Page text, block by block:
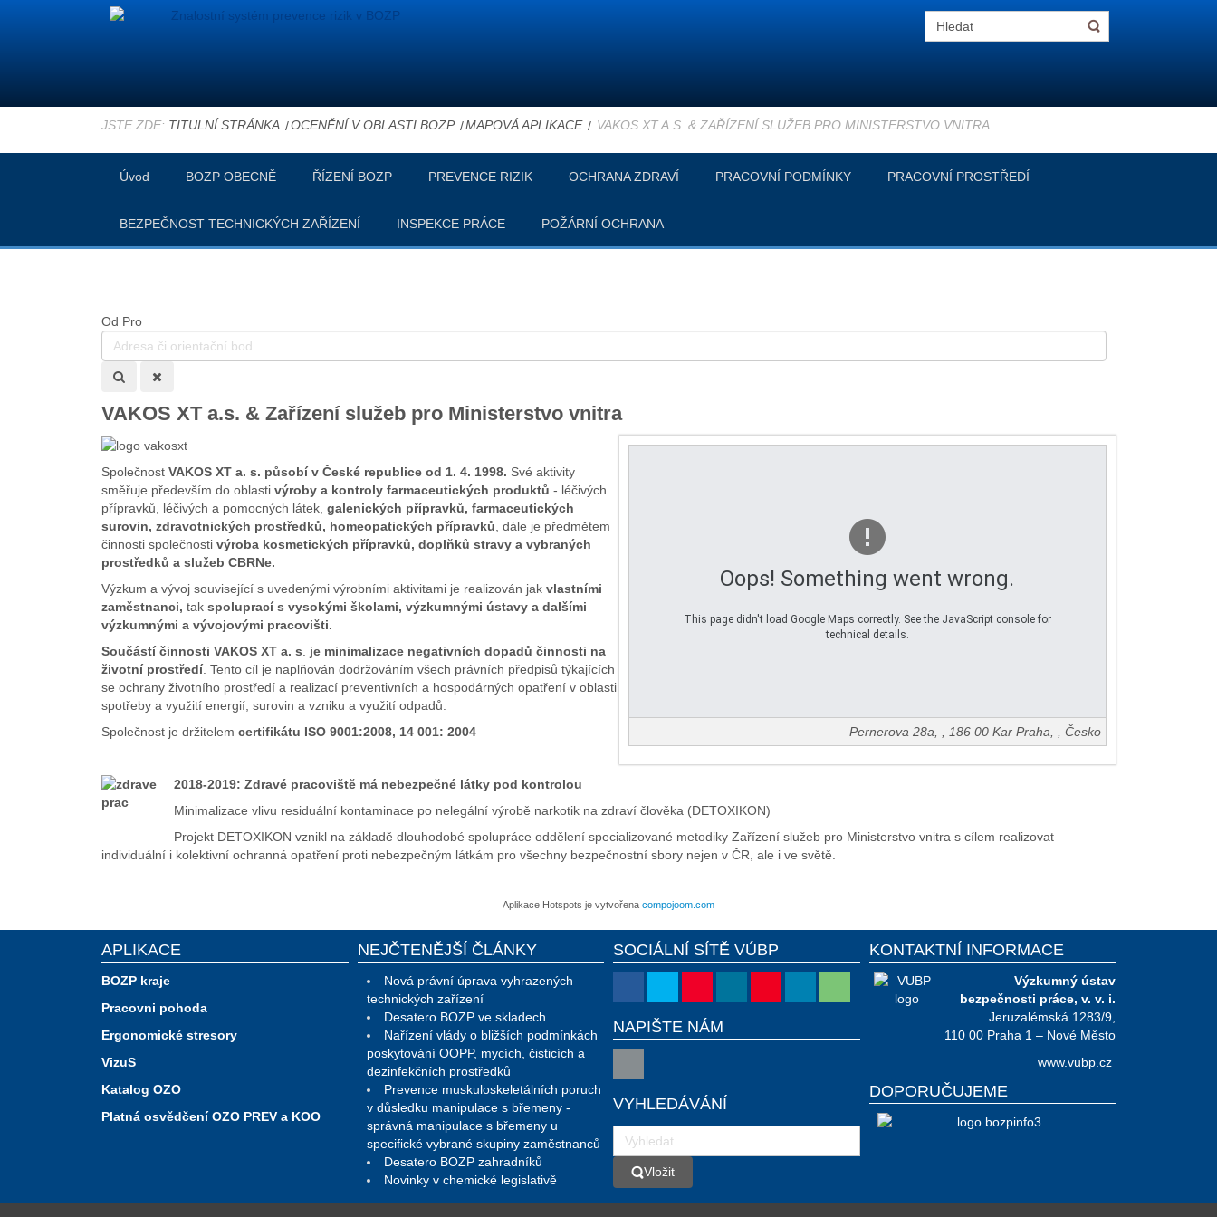
JSTE ZDE: TITULNÍ STRÁNKA OCENĚNÍ V OBLASTI BOZP MAPOVÁ APLIKACE VAKOS XT A.S. & ZAŘÍZENÍ SLUŽEB PRO MINISTERSTVO VNITRA
Úvod BOZP OBECNĚ ŘÍZENÍ BOZP PREVENCE RIZIK OCHRANA ZDRAVÍ PRACOVNÍ PODMÍNKY PRACOVNÍ PROSTŘEDÍ
BEZPEČNOST TECHNICKÝCH ZAŘÍZENÍ INSPEKCE PRÁCE POŽÁRNÍ OCHRANA
Od Pro
VAKOS XT a.s. & Zařízení služeb pro Ministerstvo vnitra
Oops! Something went wrong.
This page didn't load Google Maps correctly. See the JavaScript console for
technical details.
Pernerova 28a, 186 00 Kar Praha Česko
Společnost VAKOS XT a. s. působí v České republice od 1. 4. 1998. Své aktivity
směřuje především do oblasti výroby a kontroly farmaceutických produktů - léčivých
přípravků, léčivých a pomocných látek, galenických přípravků, farmaceutických
surovin, zdravotnických prostředků, homeopatických přípravků , dále je předmětem
činnosti společnosti výroba kosmetických přípravků, doplňků stravy a vybraných
prostředků a služeb CBRNe.
Výzkum a vývoj související s uvedenými výrobními aktivitami je realizován jak vlastními
zaměstnanci, tak spoluprací s vysokými školami, výzkumnými ústavy a dalšími
výzkumnými a vývojovými pracovišti.
Součástí činnosti VAKOS XT a. s
je minimalizace negativních dopadů činnosti na
životní prostředí. Tento cíl je naplňován dodržováním všech právních předpisů týkajících
se ochrany životního prostředí a realizací preventivních a hospodárných opatření v oblasti
spotřeby a využití energií, surovin a vzniku a využití odpadů.
Společnost je držitelem certifikátu ISO 9001:2008, 14 001: 2004
2018-2019: Zdravé pracoviště má nebezpečné látky pod kontrolou
Minimalizace vlivu residuální kontaminace po nelegální výrobě narkotik na zdraví člověka (DETOXIKON)
Projekt DETOXIKON vznikl na základě dlouhodobé spolupráce oddělení specializované metodiky Zařízení služeb pro Ministerstvo vnitra s cílem realizovat
individuální i kolektivní ochranná opatření proti nebezpečným látkám pro všechny bezpečnostní sbory nejen v ČR, ale i ve světě.
Aplikace Hotspots je vytvořena compojoom.com
APLIKACE
BOZP kraje
Pracovni pohoda
Ergonomické stresory
VizuS
Katalog OZO
Platná osvědčení OZO PREV a KOO
NEJČTENĚJŠÍ ČLÁNKY
Nová právní úprava vyhrazených
technických zařízení
Desatero BOZP ve skladech
Nařízení vlády o bližších podmínkách
poskytování OOPP, mycích, čisticích a
dezinfekčních prostředků
Prevence muskuloskeletálních poruch
v důsledku manipulace s břemeny -
správná manipulace s břemeny u
specifické vybrané skupiny zaměstnanců
Desatero BOZP zahradníků
Novinky v chemické legislativě
SOCIÁLNÍ SÍTĚ VÚBP
NAPIŠTE NÁM
VYHLEDÁVÁNÍ
VložitVložit
KONTAKTNÍ INFORMACE
Výzkumný ústav
bezpečnosti práce, v. v. i.
Jeruzalémská 1283/9,
110 00 Praha 1 – Nové Město
www.vubp.cz
DOPORUČUJEME